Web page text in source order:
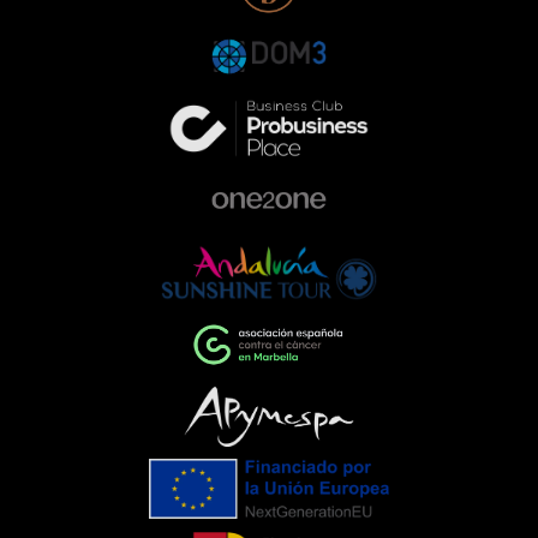
la empresa que va más allá de la
automoción. Queremos ser parte activa
de la comunidad, colaborando con
proyectos que ayudan a construir una
humana.Empresas que impulsan el
cambioEventos como la Gala de la AECC
ponen de manifiesto el importante
papel que pueden desempeñar las
empresas cuando unen esfuerzos en
torno a una causa común. La
colaboración entre entidades,
organizaciones y ciudadanía demuestra
que, trabajando juntos, es posible